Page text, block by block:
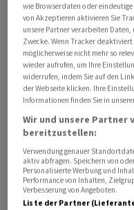
Netflix hatte seine
Trittbrettfahrer seit
Deutschland
Abonnenten-
werden aufgefordert,
Zugleich können
Nutzer hinzukaufen.
Marktführers führt das
Unzufriedenheit zu
Umsätzen. Netflix
Millionen Nutzer auf
anderen Haushalten
wie Browserdaten oder
von Akzeptieren aktivieren Sie
unsere Partner verarbeiten
Zwecke. Wenn Tracker
möglicherweise nicht mehr so
wieder aufrufen, um Ihre
widerrufen, indem Sie auf den
der Webseite klicken. Ihre
Informationen finden Sie in
Wir und unsere Partner
bereitzustellen:
Verwendung genauer
aktiv abfragen. Speichern von
Personalisierte Werbung und
Performance von Inhalten,
Verbesserung von Angeboten.
Liste der Partner